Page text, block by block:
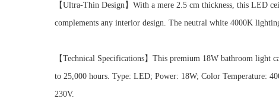
【Ultra-Thin Design】With a mere 2.5 cm thickness, this LED
complements any interior design. The neutral white 4000K
【Technical Specifications】This premium 18W bathroom light
to 25,000 hours. Type: LED; Power: 18W; Color Temperature:
230V.